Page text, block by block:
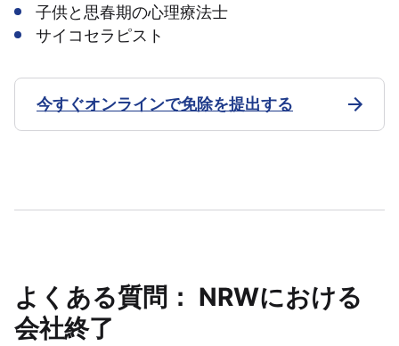
子供と思春期の心理療法士
サイコセラピスト
今すぐオンラインで免除を提出する
よくある質問： NRWにおける
会社終了